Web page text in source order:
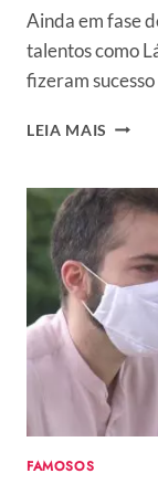
Ainda em fase
talentos como
fizeram
LEIA MAIS EM
NÃO
COM
INGRID
E
FAMOSOS